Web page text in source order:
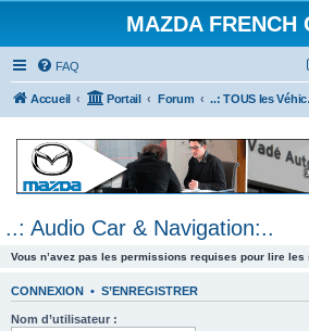
MAZDA FRENCH
FAQ
Accueil Portail Forum ..:
..: Audio Car & Navigation:..
Vous n’avez pas les permissions requises pour lire les
CONNEXION • S’ENREGISTRER
Nom d’utilisateur :